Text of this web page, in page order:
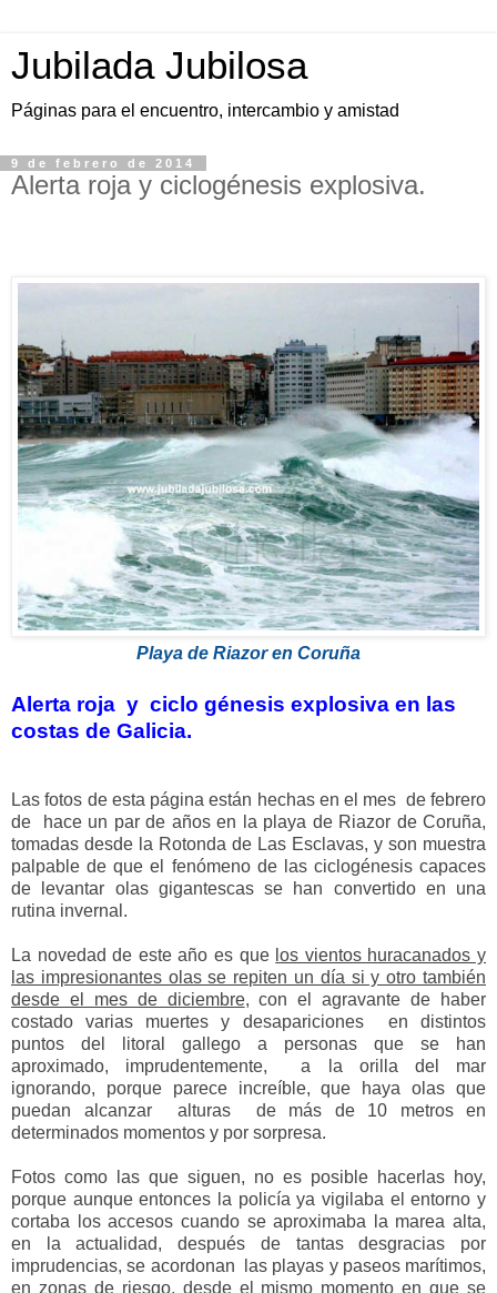
Jubilada Jubilosa
Páginas para el encuentro, intercambio y amistad
9 de febrero de 2014
Alerta roja y ciclogénesis explosiva.
Playa de Riazor en Coruña
Alerta roja y ciclo génesis explosiva en las
costas de Galicia.
Las fotos de esta página están hechas en el mes de febrero
de hace un par de años en la playa de Riazor de Coruña,
tomadas desde la Rotonda de Las Esclavas, y son muestra
palpable de que el fenómeno de las ciclogénesis capaces
de levantar olas gigantescas se han convertido en una
rutina invernal.
La novedad de este año es que los vientos huracanados y
las impresionantes olas se repiten un día si y otro también
desde el mes de diciembre, con el agravante de haber
costado varias muertes y desapariciones en distintos
puntos del litoral gallego a personas que se han
aproximado, imprudentemente, a la orilla del mar
ignorando, porque parece increíble, que haya olas que
puedan alcanzar alturas de más de 10 metros en
determinados momentos y por sorpresa.
Fotos como las que siguen, no es posible hacerlas hoy,
porque aunque entonces la policía ya vigilaba el entorno y
cortaba los accesos cuando se aproximaba la marea alta,
en la actualidad, después de tantas desgracias por
imprudencias, se acordonan las playas y paseos marítimos,
en zonas de riesgo, desde el mismo momento en que se